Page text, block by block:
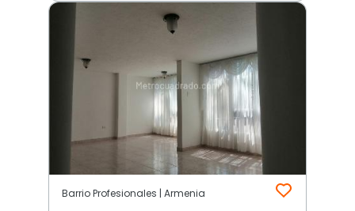
Barrio Profesionales | Armenia